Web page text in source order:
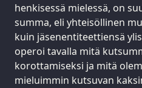
henkisessä mielessä, on
summa, eli yhteisöllinen
kuin jäsenentiteettiensä
operoi tavalla mitä
korottamiseksi ja mitä
mieluimmin kutsuvan